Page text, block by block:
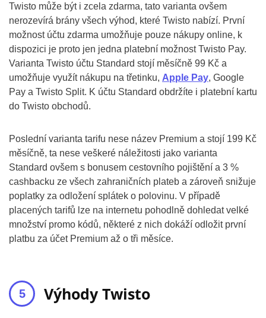
Twisto může být i zcela zdarma, tato varianta ovšem
nerozevírá brány všech výhod, které Twisto nabízí. První
možnost účtu zdarma umožňuje pouze nákupy online, k
dispozici je proto jen jedna platební možnost Twisto Pay.
Varianta Twisto účtu Standard stojí měsíčně 99 Kč a
umožňuje využít nákupu na třetinku, Apple Pay, Google
Pay a Twisto Split. K účtu Standard obdržíte i platební kartu
do Twisto obchodů.
Poslední varianta tarifu nese název Premium a stojí 199 Kč
měsíčně, ta nese veškeré náležitosti jako varianta
Standard ovšem s bonusem cestovního pojištění a 3 %
cashbacku ze všech zahraničních plateb a zároveň snižuje
poplatky za odložení splátek o polovinu. V případě
placených tarifů lze na internetu pohodlně dohledat velké
množství promo kódů, některé z nich dokáží odložit první
platbu za účet Premium až o tři měsíce.
Výhody Twisto